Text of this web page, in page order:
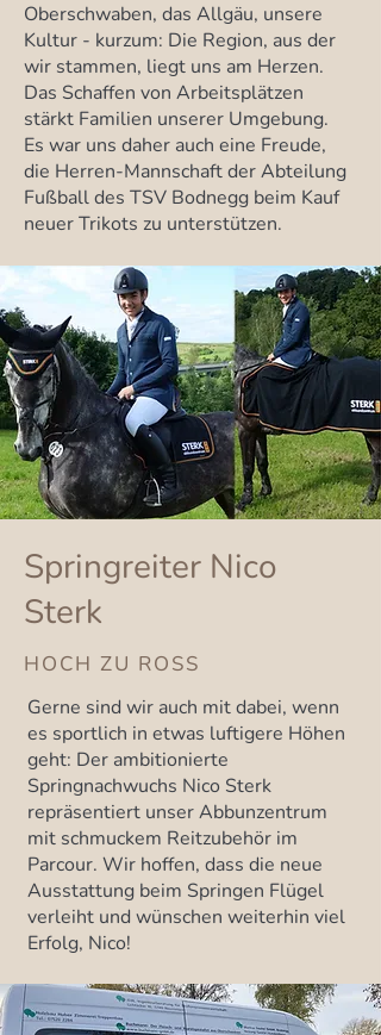
Oberschwaben, das Allgäu, unsere
Kultur - kurzum: Die Region, aus der
wir stammen, liegt uns am Herzen.
Das Schaffen von Arbeitsplätzen
stärkt Familien unserer Umgebung.
Es war uns daher auch eine Freude,
die Herren-Mannschaft der Abteilung
Fußball des TSV Bodnegg beim Kauf
neuer Trikots zu unterstützen.
Springreiter Nico
Sterk
HOCH ZU ROSS
Gerne sind wir auch mit dabei, wenn
es sportlich in etwas luftigere Höhen
geht: Der ambitionierte
Springnachwuchs Nico Sterk
repräsentiert unser Abbunzentrum
mit schmuckem Reitzubehör im
Parcour. Wir hoffen, dass die neue
Ausstattung beim Springen Flügel
verleiht und wünschen weiterhin viel
Erfolg, Nico!